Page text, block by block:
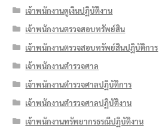
เจ้าพนักงานดูเงินปฏิบัติงาน
เจ้าพนักงานตรวจสอบทรัพย์สิน
เจ้าพนักงานตรวจสอบทรัพย์สินปฏิบัติการ
เจ้าพนักงานตำรวจศาล
เจ้าพนักงานตำรวจศาลปฏิบัติการ
เจ้าพนักงานตำรวจศาลปฏิบัติงาน
เจ้าพนักงานทรัพยากรธรณีปฏิบัติงาน